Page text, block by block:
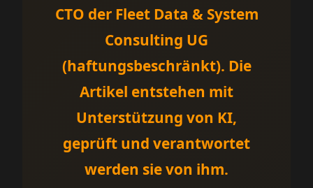
CTO der Fleet Data & System
Consulting UG
(haftungsbeschränkt). Die
Artikel entstehen mit
Unterstützung von KI,
geprüft und verantwortet
werden sie von ihm.